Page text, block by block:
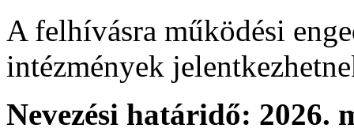
A felhívásra működési
intézmények
Nevezési határidő: 2026.